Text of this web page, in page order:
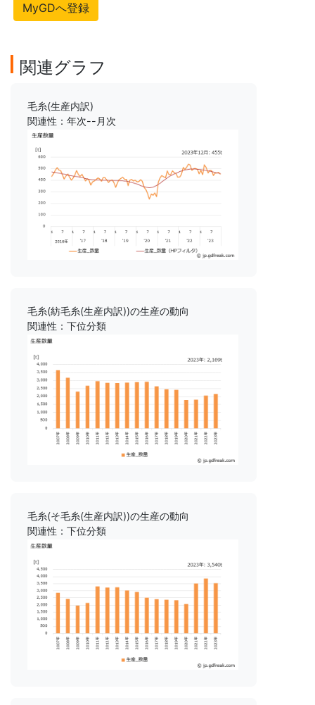
MyGDへ登録
関連グラフ
毛糸(生産内訳)
関連性：年次--月次
毛糸(紡毛糸(生産内訳))の生産の動向
関連性：下位分類
毛糸(そ毛糸(生産内訳))の生産の動向
関連性：下位分類